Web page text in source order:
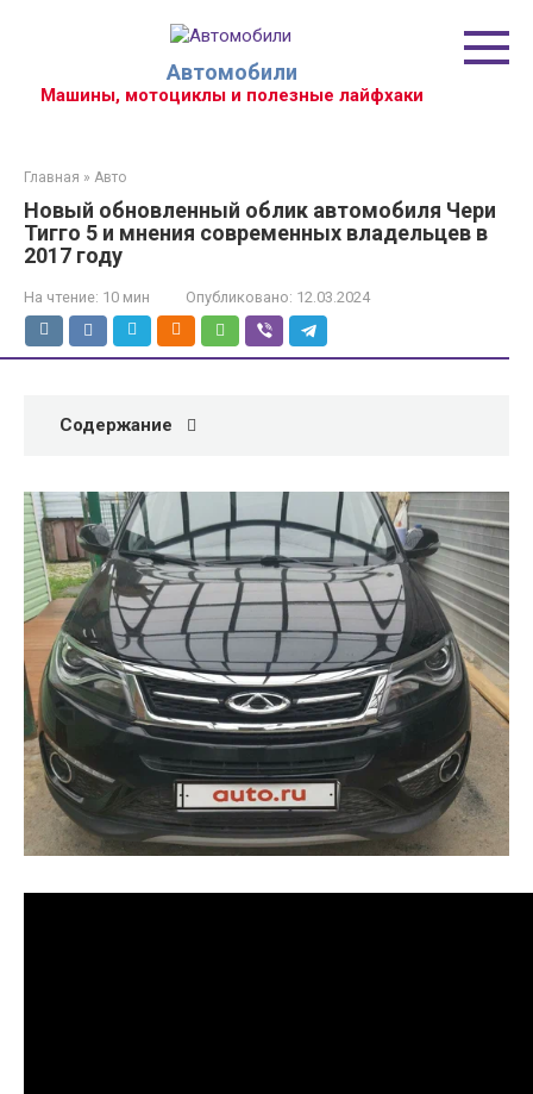
Автомобили
Машины, мотоциклы и полезные лайфхаки
Главная » Авто
Новый обновленный облик автомобиля Чери
Тигго 5 и мнения современных владельцев в
2017 году
На чтение: 10 мин Опубликовано: 12.03.2024
Содержание